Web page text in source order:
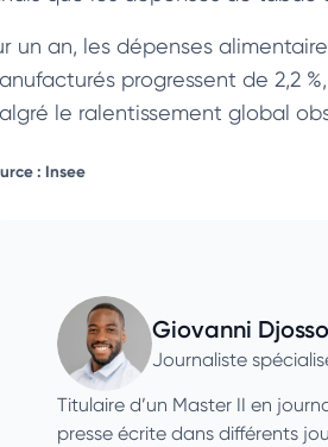
un an, les dépenses
progressent de 2,2
le ralentissement global
: Insee
Giovanni
Journaliste
Titulaire d’un Master II en
presse écrite dans différents